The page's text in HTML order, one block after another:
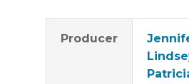
Producer